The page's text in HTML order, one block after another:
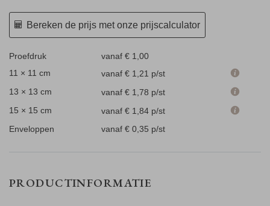
Bereken de prijs met onze prijscalculator
Proefdruk
vanaf € 1,00
11 × 11 cm
vanaf € 1,21 p/st
13 × 13 cm
vanaf € 1,78 p/st
15 × 15 cm
vanaf € 1,84 p/st
Enveloppen
vanaf € 0,35 p/st
PRODUCTINFORMATIE